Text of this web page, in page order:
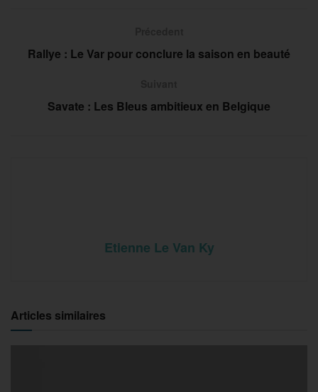
Rallye : Le Var pour conclure la saison en beauté
Savate : Les Bleus ambitieux en Belgique
Etienne Le Van Ky
Articles similaires